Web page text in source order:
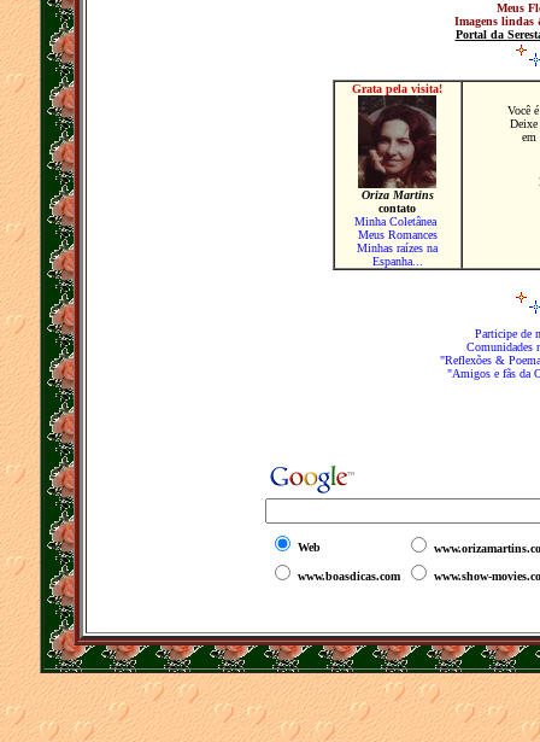
Meus
Imagens lindas
Portal da
Grata pela visita!
Oriza Martins
contato
Minha Coletânea
Meus Romances
Minhas raízes na
Espanha...
Você
Deixe
em
Participe de
Comunidades
"Reflexões &
"Amigos e fãs da
Web
www.boasdicas.com www.show-